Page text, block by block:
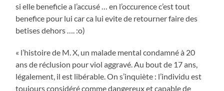
si elle beneficie a l’accusé … en l’occurence c’est tout
benefice pour lui car ca lui evite de retourner faire des
betises dehors …. :o)
« l’histoire de M. X, un malade mental condamné à 20
ans de réclusion pour viol aggravé. Au bout de 17 ans,
légalement, il est libérable. On s’inquiète : l’individu est
toujours considéré comme dangereux et capable de